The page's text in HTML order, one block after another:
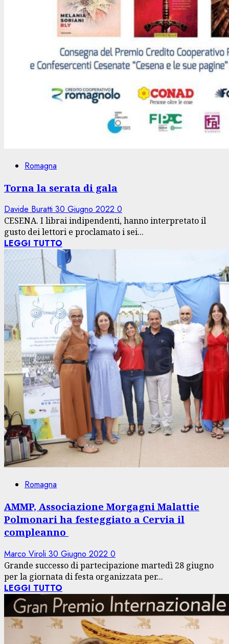
Romagna
Torna la serata di gala
Davide Buratti 30 Giugno 2022 0
CESENA. I librai indipendenti, hanno interpretato il
gusto dei lettori e proclamato i sei...
LEGGI TUTTO
Romagna
AMMP, Associazione Morgagni Malattie
Polmonari ha festeggiato a Cervia il
compleanno
Marco Viroli 30 Giugno 2022 0
Grande successo di partecipazione martedì 28 giugno
per la giornata di festa organizzata per...
LEGGI TUTTO